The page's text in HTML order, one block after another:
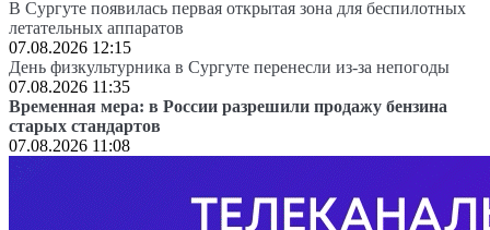
В Сургуте появилась первая открытая зона для беспилотных
летательных аппаратов
07.08.2026 12:15
День физкультурника в Сургуте перенесли из-за непогоды
07.08.2026 11:35
Временная мера: в России разрешили продажу бензина
старых стандартов
07.08.2026 11:08